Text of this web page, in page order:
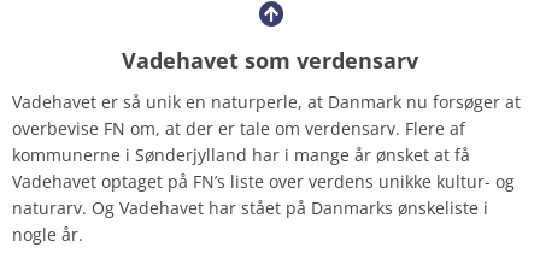
Vadehavet som verdensarv
Vadehavet er så unik en naturperle, at Danmark nu forsøger at
overbevise FN om, at der er tale om verdensarv. Flere af
kommunerne i Sønderjylland har i mange år ønsket at få
Vadehavet optaget på FN’s liste over verdens unikke kultur- og
naturarv. Og Vadehavet har stået på Danmarks ønskeliste i
nogle år.